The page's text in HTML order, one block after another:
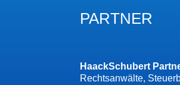
PARTNER
HaackSchubert
Rechtsanwälte,